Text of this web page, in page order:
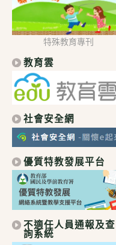
特殊教育專刊
教育雲
社會安全網
優質特教發展平台
不適任人員通報及查
詢系統